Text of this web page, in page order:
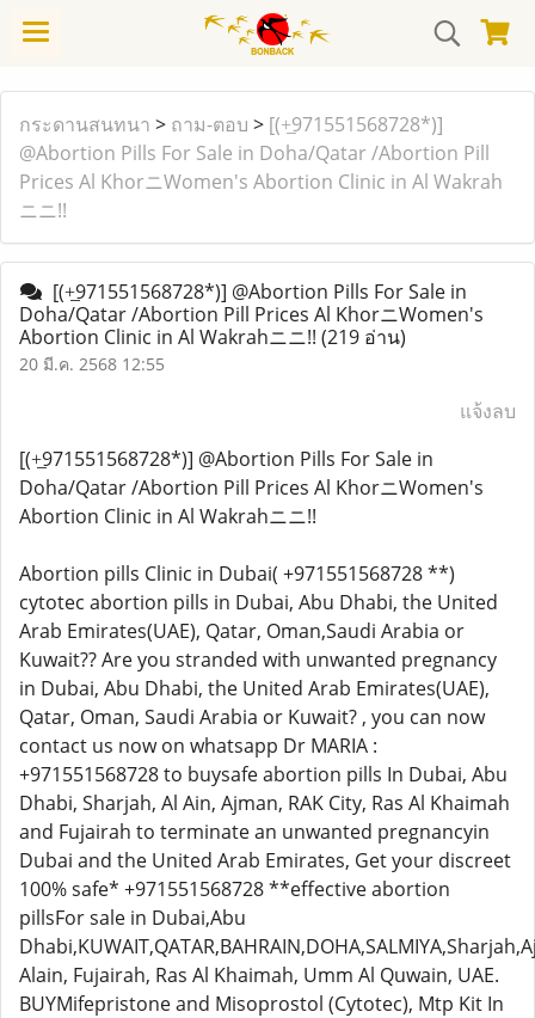
กระดานสนทนา > ถาม-ตอบ > [(+̲971551568728*)]
@Abortion Pills For Sale in Doha/Qatar /Abortion Pill
Prices Al KhorニWomen's Abortion Clinic in Al Wakrah
ニニ!!
[(+̲971551568728*)] @Abortion Pills For Sale in
Doha/Qatar /Abortion Pill Prices Al KhorニWomen's
Abortion Clinic in Al Wakrahニニ!! (219 อ่าน)
20 มี.ค. 2568 12:55
แจ้งลบ
[(+̲971551568728*)] @Abortion Pills For Sale in
Doha/Qatar /Abortion Pill Prices Al KhorニWomen's
Abortion Clinic in Al Wakrahニニ!!
Abortion pills Clinic in Dubai( +971551568728 **)
cytotec abortion pills in Dubai, Abu Dhabi, the United
Arab Emirates(UAE), Qatar, Oman,Saudi Arabia or
Kuwait?? Are you stranded with unwanted pregnancy
in Dubai, Abu Dhabi, the United Arab Emirates(UAE),
Qatar, Oman, Saudi Arabia or Kuwait? , you can now
contact us now on whatsapp Dr MARIA :
+971551568728 to buysafe abortion pills In Dubai, Abu
Dhabi, Sharjah, Al Ain, Ajman, RAK City, Ras Al Khaimah
and Fujairah to terminate an unwanted pregnancyin
Dubai and the United Arab Emirates, Get your discreet
100% safe* +971551568728 **effective abortion
pillsFor sale in Dubai,Abu
Alain, Fujairah, Ras Al Khaimah, Umm Al Quwain, UAE.
BUYMifepristone and Misoprostol (Cytotec), Mtp Kit In